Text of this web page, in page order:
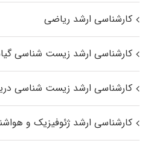
کارشناسی ارشد ریاضی
کارشناسی ارشد زیست‌ شناسی
کارشناسی ارشد زیست‌ شناسی
کارشناسی ارشد ژئوفیزیک و